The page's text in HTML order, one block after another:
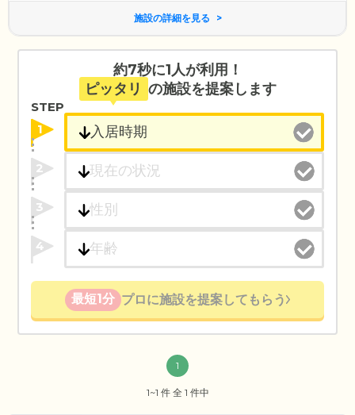
施設の詳細を見る
約7秒に1人が利用！
ピッタリ の施設を提案します
STEP
1
2
3
4
最短1分 プロに施設を提案してもらう
1
1~1 件 全 1 件中